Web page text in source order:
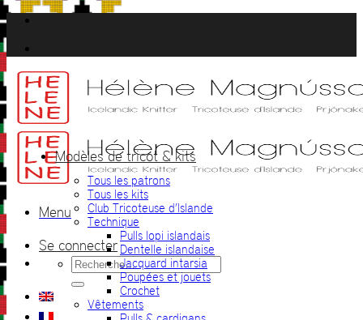
Passer
au
contenu
Menu
Se connecter
Recherche
pour :
Modèles de tricot & kits
Tous les patrons
Tous les kits
Club Tricoteuse d’Islande
Technique
Pulls lopi islandais
Dentelle islandaise
Jacquard intarsia
Poupées et jouets
Crochet
Vêtements